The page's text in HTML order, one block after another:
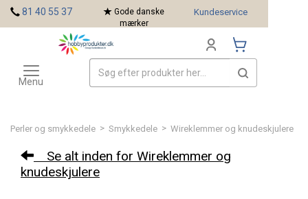
Perler og smykkedele > Smykkedele > Wireklemmer og knudeskjulere
Se alt inden for Wireklemmer og
knudeskjulere
81 40 55 37
Gode danske
mærker
Kundeservice
Toggle
navigation
Menu
Mærker